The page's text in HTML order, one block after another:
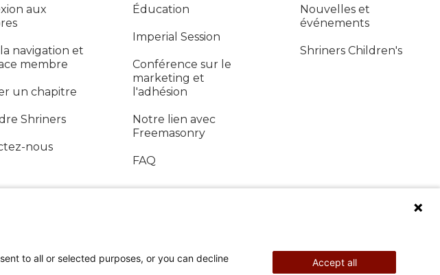
aux
navigation et
membre
un chapitre
Shriners
nous
Éducation
Imperial Session
Conférence sur le
marketing et
l'adhésion
Notre lien avec
Freemasonry
FAQ
Nouvelles et
événements
Shriners Children's
SOCIAUX
to all or selected purposes, or you can decline
Accept all